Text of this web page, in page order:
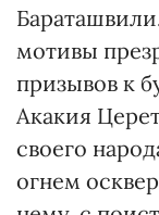
мотивы
призывов к
Акакия
своего
огнем